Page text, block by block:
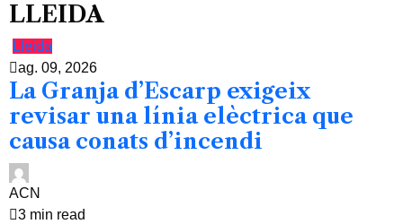
LLEIDA
Lleida
ag. 09, 2026
La Granja d’Escarp exigeix
revisar una línia elèctrica que
causa conats d’incendi
ACN
3 min read